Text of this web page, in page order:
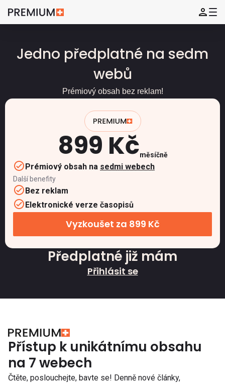
Jedno předplatné na sedm
webů
Prémiový obsah bez reklam!
899 Kčměsíčně
Prémiový obsah na sedmi webech
Další benefity
Bez reklam
Elektronické verze časopisů
Vyzkoušet za 899 Kč
Předplatné již mám
Přihlásit se
Přístup k unikátnímu obsahu
na 7 webech
Čtěte, poslouchejte, bavte se! Denně nové články,